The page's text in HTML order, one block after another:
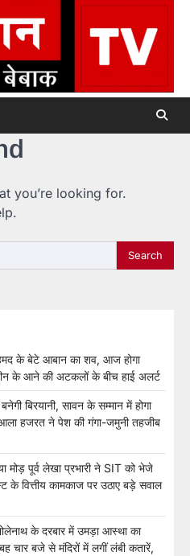
you’re looking for.
के बेटे आबान का शव, आज होगा
के आने की अटकलों के बीच हाई अलर्ट
बिरयानी, सावन के सम्मान में होगा
आला हजरत ने पेश की गंगा-जमुनी तहजीब
मोड़ पूर्व लेखा प्रभारी ने SIT को भेजे
के वित्तीय कामकाज पर उठाए बड़े सवाल
के दरबार में उमड़ा आस्था का
चार बजे से मंदिरों में लगीं लंबी कतारें,